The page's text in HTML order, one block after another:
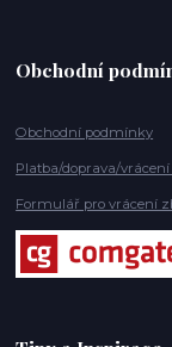
Obchodní
Obchodní podmínky
Platba/doprava/
Formulář pro vrácení